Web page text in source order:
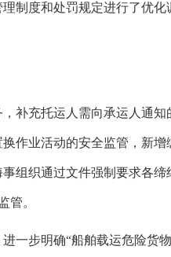
制度和处罚规定进行了优
补充托运人需向承运人通
作业活动的安全监管，新
组织通过文件强制要求各
管。
一步明确“船舶载运危险货